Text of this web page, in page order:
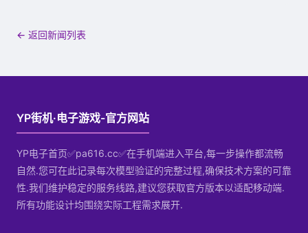
← 返回新闻列表
YP街机·电子游戏-官方网站
YP电子首页✅pa616.cc✅在手机端进入平台,每一步操作都流畅
自然.您可在此记录每次模型验证的完整过程,确保技术方案的可靠
性.我们维护稳定的服务线路,建议您获取官方版本以适配移动端.
所有功能设计均围绕实际工程需求展开.